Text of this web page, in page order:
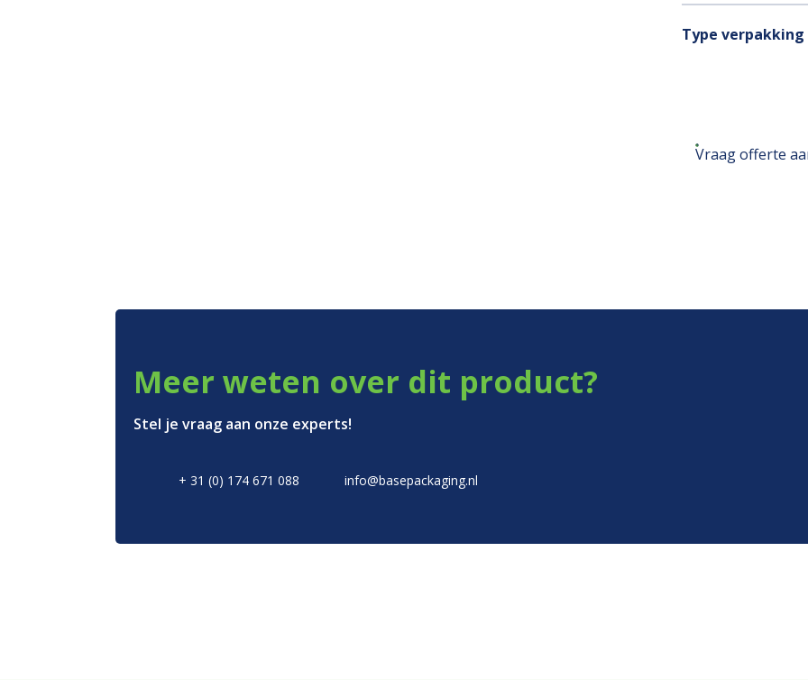
Onze zakken
Type verpakking
Vraag offerte
Meer weten over dit product?
Stel je vraag aan onze experts!
+ 31 (0) 174 671 088 info@basepackaging.nl